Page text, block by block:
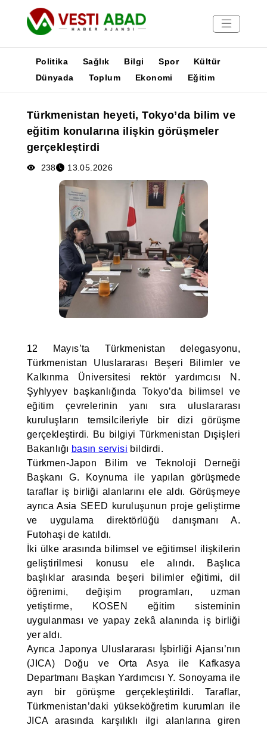
Yayınlar
Medya
Poster
Politika Sağlık Bilgi Spor
Kültür
Dünyada
Toplum Ekonomi Eğitim
Türkmenistan heyeti, Tokyo’da bilim ve
eğitim konularına ilişkin görüşmeler
gerçekleştirdi
238 13.05.2026
12 Mayıs’ta Türkmenistan delegasyonu,
Türkmenistan Uluslararası Beşeri Bilimler ve
Kalkınma Üniversitesi rektör yardımcısı N.
Şyhlyyev başkanlığında Tokyo’da bilimsel ve
eğitim çevrelerinin yanı sıra uluslararası
kuruluşların temsilcileriyle bir dizi görüşme
gerçekleştirdi. Bu bilgiyi Türkmenistan Dışişleri
Bakanlığı basın servisi bildirdi.
Türkmen-Japon Bilim ve Teknoloji Derneği
Başkanı G. Koynuma ile yapılan görüşmede
taraflar iş birliği alanlarını ele aldı. Görüşmeye
ayrıca Asia SEED kuruluşunun proje geliştirme
ve uygulama direktörlüğü danışmanı A.
Futohaşi de katıldı.
İki ülke arasında bilimsel ve eğitimsel ilişkilerin
geliştirilmesi konusu ele alındı. Başlıca
başlıklar arasında beşeri bilimler eğitimi, dil
öğrenimi, değişim programları, uzman
yetiştirme, KOSEN eğitim sisteminin
uygulanması ve yapay zekâ alanında iş birliği
yer aldı.
Ayrıca Japonya Uluslararası İşbirliği Ajansı’nın
(JICA) Doğu ve Orta Asya ile Kafkasya
Departmanı Başkan Yardımcısı Y. Sonoyama ile
ayrı bir görüşme gerçekleştirildi. Taraflar,
Türkmenistan’daki yükseköğretim kurumları ile
JICA arasında karşılıklı ilgi alanlarına giren